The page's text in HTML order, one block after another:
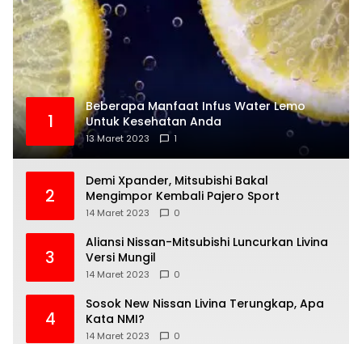
1
Beberapa Manfaat Infus Water Lemo
Untuk Kesehatan Anda
13 Maret 2023 1
2
Demi Xpander, Mitsubishi Bakal
Mengimpor Kembali Pajero Sport
14 Maret 2023 0
3
Aliansi Nissan-Mitsubishi Luncurkan Livina
Versi Mungil
14 Maret 2023 0
4
Sosok New Nissan Livina Terungkap, Apa
Kata NMI?
14 Maret 2023 0